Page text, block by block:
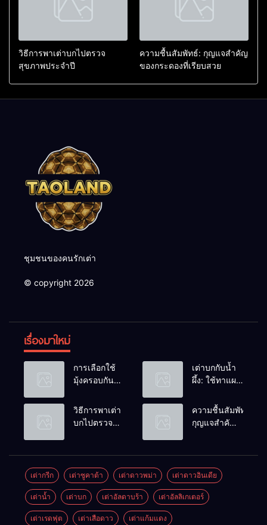
วิธีการพาเต่าบกไปตรวจ
สุขภาพประจำปี
ความชื้นสัมพัทธ์: กุญแจสำคัญ
ของกระดองที่เรียบสวย
ชุมชนของคนรักเต่า
© copyright 2026
เรื่องมาใหม่
การเลือกใช้
มุ้งครอบกัน
วางไข่ในคอก
เต่า
เต่าบกกับน้ำ
ผึ้ง: ใช้ทาแผล
ดื่มได้ไหม?
วิธีการพาเต่า
บกไปตรวจ
ความชื้นสัมพัทธ์:
กุญแจสำคัญ
เต่ากรีก เต่าซูคาต้า เต่าดาวพม่า เต่าดาวอินเดีย
เต่าน้ำ เต่าบก เต่าอัลดาบร้า เต่าอัลลิเกเตอร์
เต่าเรดฟุต เต่าเสือดาว เต่าแก้มแดง